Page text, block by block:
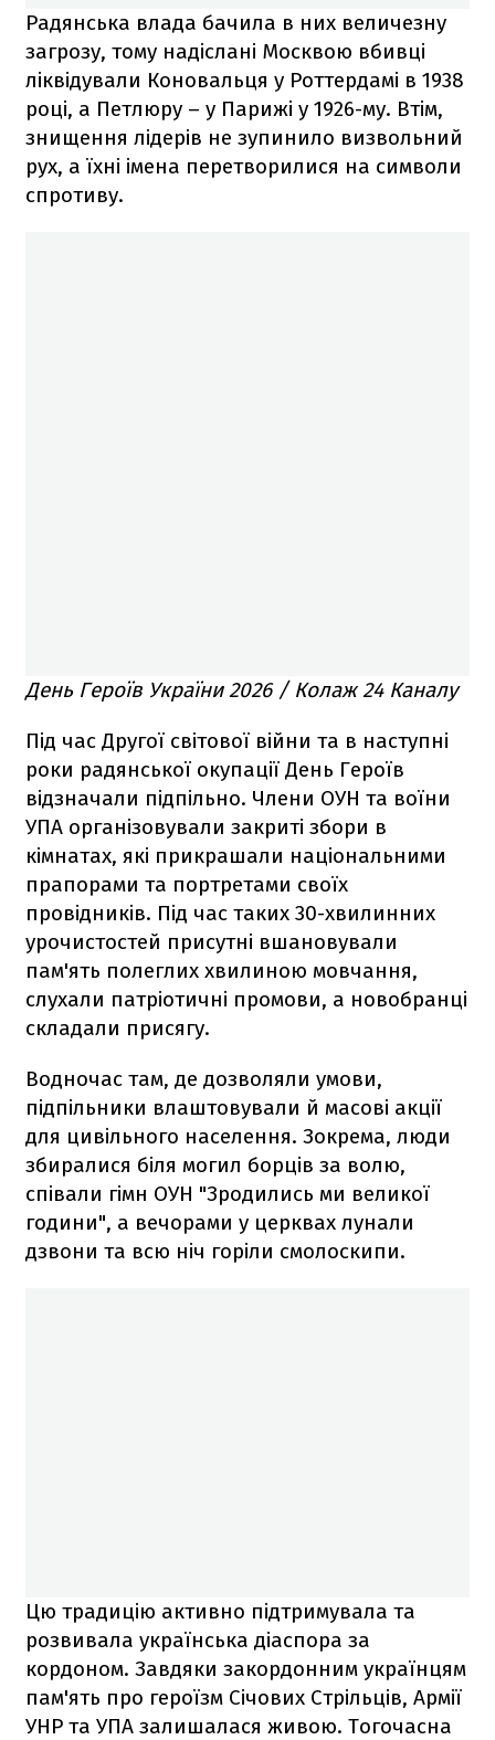
Радянська влада бачила в них величезну
загрозу, тому надіслані Москвою вбивці
ліквідували Коновальця у Роттердамі в 1938
році, а Петлюру – у Парижі у 1926-му. Втім,
знищення лідерів не зупинило визвольний
рух, а їхні імена перетворилися на символи
спротиву.
День Героїв України 2026 / Колаж 24 Каналу
Під час Другої світової війни та в наступні
роки радянської окупації День Героїв
відзначали підпільно. Члени ОУН та воїни
УПА організовували закриті збори в
кімнатах, які прикрашали національними
прапорами та портретами своїх
провідників. Під час таких 30-хвилинних
урочистостей присутні вшановували
пам'ять полеглих хвилиною мовчання,
слухали патріотичні промови, а новобранці
складали присягу.
Водночас там, де дозволяли умови,
підпільники влаштовували й масові акції
для цивільного населення. Зокрема, люди
збиралися біля могил борців за волю,
співали гімн ОУН "Зродились ми великої
години", а вечорами у церквах лунали
дзвони та всю ніч горіли смолоскипи.
Цю традицію активно підтримувала та
розвивала українська діаспора за
кордоном. Завдяки закордонним українцям
пам'ять про героїзм Січових Стрільців, Армії
УНР та УПА залишалася живою. Тогочасна